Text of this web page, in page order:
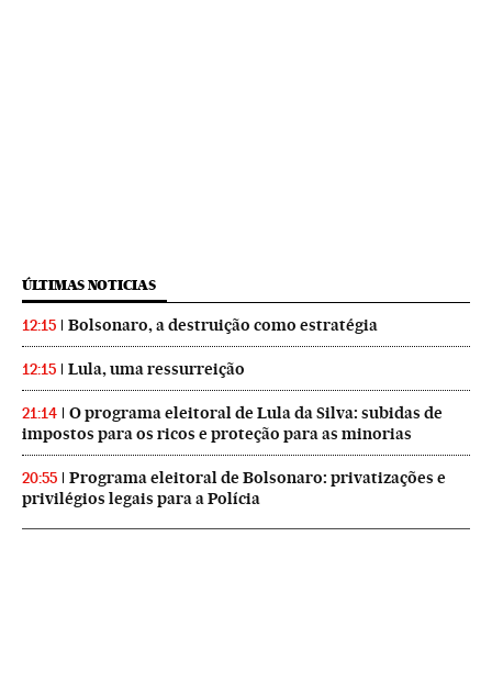
ÚLTIMAS NOTICIAS
12:15 Bolsonaro, a destruição como estratégia
12:15 Lula, uma ressurreição
21:14
O programa eleitoral de Lula da Silva: subidas de
impostos para os ricos e proteção para as minorias
20:55
Programa eleitoral de Bolsonaro: privatizações e
privilégios legais para a Polícia